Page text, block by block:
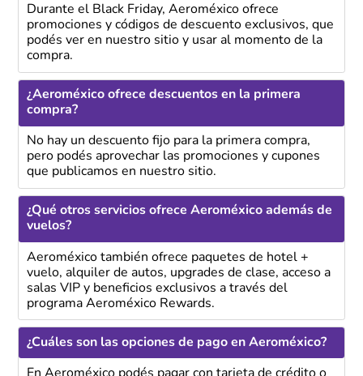
Durante el Black Friday, Aeroméxico ofrece
promociones y códigos de descuento exclusivos, que
podés ver en nuestro sitio y usar al momento de la
compra.
¿Aeroméxico ofrece descuentos en la primera
compra?
No hay un descuento fijo para la primera compra,
pero podés aprovechar las promociones y cupones
que publicamos en nuestro sitio.
¿Qué otros servicios ofrece Aeroméxico además de
vuelos?
Aeroméxico también ofrece paquetes de hotel +
vuelo, alquiler de autos, upgrades de clase, acceso a
salas VIP y beneficios exclusivos a través del
programa Aeroméxico Rewards.
¿Cuáles son las opciones de pago en Aeroméxico?